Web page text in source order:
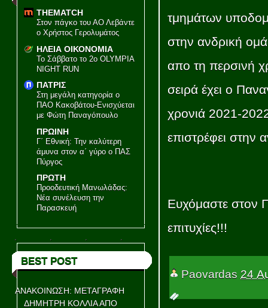
THEMATCH
Στον πάγκο του ΑΟ Λεβάντε
ο Χρήστος Γερολυμάτος
ΗΛΕΙΑ ΟΙΚΟΝΟΜΙΑ
Το Σάββατο το 2ο OLYMPIA
NIGHT RUN
ΠΑΤΡΙΣ
Στη μεγάλη κατηγορία ο
ΠΑΟ Κακοβάτου-Ενισχύεται
με Φώτη Παναγόπουλο
ΠΡΩΙΝΗ
Γ΄ Εθνική: Την καλύτερη
άμυνα στον α΄ γύρο ο ΠΑΣ
Πύργος
ΠΡΩΤΗ
Προοδευτική Μανωλάδας:
Νέα συνέλευση την
Παρασκευή
BEST POST
ΑΝΑΚΟΙΝΩΣΗ: ΜΕΤΑΓΡΑΦΗ
ΔΗΜΗΤΡΗ ΚΟΛΛΙΑ ΑΠΟ
τμημάτων
στην ανδρική
απο τη περσινή
σειρά έχει ο
χρονιά 2021-
επιστρέφει
Ευχόμαστε στον
επιτυχίες!!!
Paovardas 24